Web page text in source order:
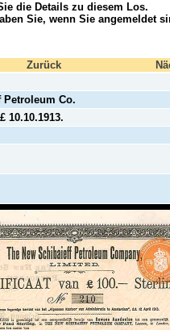
die Details zu diesem Los.
Sie, wenn Sie angemeldet
Zurück
Petroleum Co.
10.10.1913.